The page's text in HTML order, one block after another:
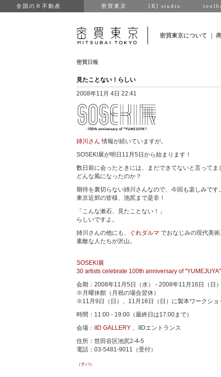
全国のＲ不動産 密買東京 [R] studio
密買東京について
密買日報
見たことない！らしい
2008年11月 4日 22:41
姉川さん 情報が続いていますが。
SOSEKI展が明日11月5日から始まります！
数日前に会ったときには、まだできてないと言ってま
どんな風になったのか？
期待を裏切らない姉川さんなので、今回も楽しみです
東京近郊の皆様、池尻まで是非！
「こんな漱石、見たことない！」
らしいですよ。
姉川さんの他にも、
ぐれダルマ でおなじみの現代美
素敵な人たちが沢山。
SOSEKI展
30 artists celebrate 100th anniversary of "YUMEJUYA"
会期：2008年11月5日（水） - 2008年11月16日（日
※月曜休館（月祝の場合翌休）
※11月9日（日）、11月16日（日）に製本ワークショ
時間：11:00 - 19:00（最終日は17:00まで）
会場：
IID GALLERY 、IIDエントランス
住所：世田谷区池尻2-4-5
電話：03-5481-9011（受付）
（チバ）